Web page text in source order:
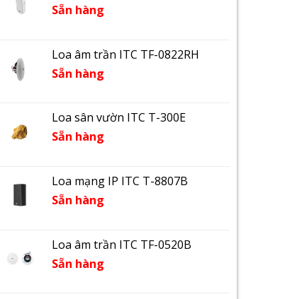
Sẵn hàng
Loa âm trần ITC TF-0822RH
Sẵn hàng
Loa sân vườn ITC T-300E
Sẵn hàng
Loa mạng IP ITC T-8807B
Sẵn hàng
Loa âm trần ITC TF-0520B
Sẵn hàng